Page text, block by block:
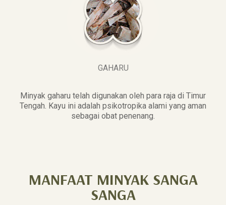
GAHARU
Minyak gaharu telah digunakan oleh para raja di Timur
Tengah. Kayu ini adalah psikotropika alami yang aman
sebagai obat penenang.
MANFAAT MINYAK SANGA
SANGA